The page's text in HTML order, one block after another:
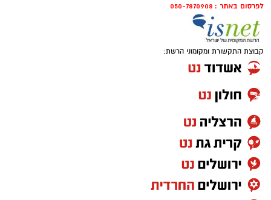
לפרסום באתר : 050-7870908
קבוצת התקשורת ומקומוני הרשת: